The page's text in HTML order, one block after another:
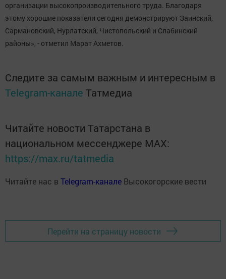
организации высокопроизводительного труда. Благодаря
этому хорошие показатели сегодня демонстрируют Заинский,
Сармановский, Нурлатский, Чистопольский и Слабинский
районы», - отметил Марат Ахметов.
Следите за самым важным и интересным в
Telegram-канале Татмедиа
Читайте новости Татарстана в
национальном мессенджере MАХ:
https://max.ru/tatmedia
Читайте нас в Telegram-канале Высокогорские вести
Перейти на страницу новости